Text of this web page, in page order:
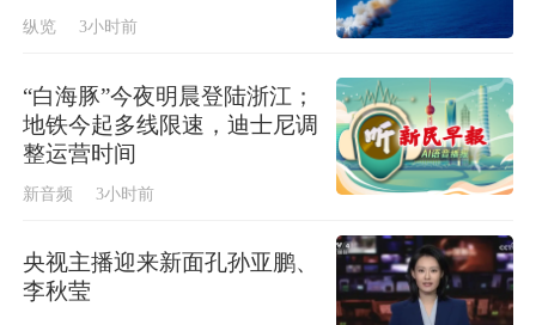
纵览 3小时前
“白海豚”今夜明晨登陆浙江；
地铁今起多线限速，迪士尼调
整运营时间
新音频 3小时前
央视主播迎来新面孔孙亚鹏、
李秋莹